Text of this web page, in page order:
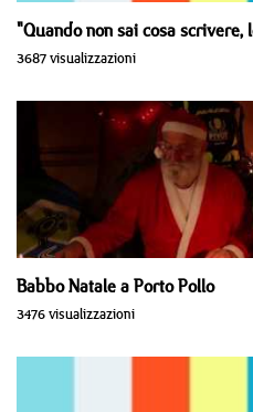
"Quando non sai cosa scrivere,
3687 visualizzazioni
Babbo Natale a Porto Pollo
3476 visualizzazioni